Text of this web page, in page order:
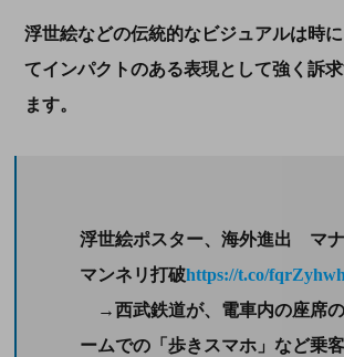
浮世絵などの伝統的なビジュアルは時
てインパクトのある表現として強く訴
ます。
浮世絵ポスター、海外進出 マ
マンネリ打破https://t.co/
→西武鉄道が、電車内の座席
ームでの「歩きスマホ」など乗